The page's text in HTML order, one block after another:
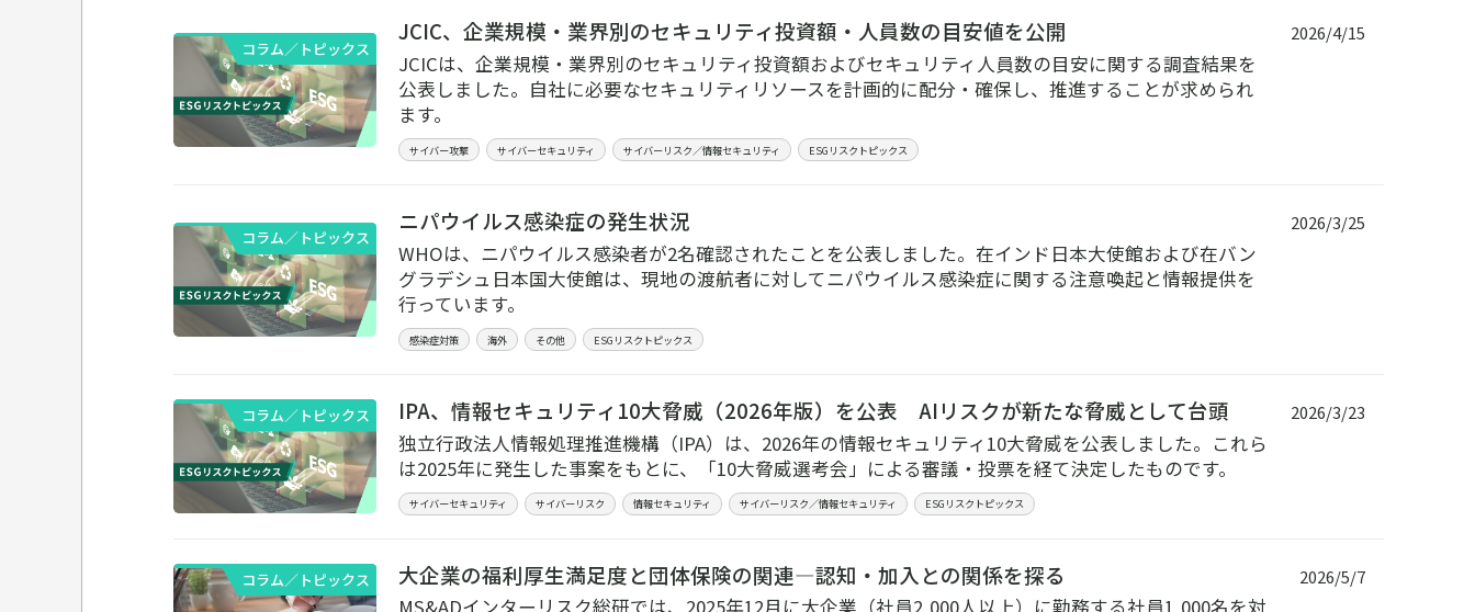
コラム／トピックス
JCIC、企業規模・業界別のセキュリティ投資額・人員数の目安値を公開
JCICは、企業規模・業界別のセキュリティ投資額およびセキュリティ人員数の目安に関する調査結果を
公表しました。自社に必要なセキュリティリソースを計画的に配分・確保し、推進することが求められ
ます。
サイバー攻撃 サイバーセキュリティ サイバーリスク／情報セキュリティ ESGリスクトピックス
2026/4/15
コラム／トピックス
ニパウイルス感染症の発生状況
WHOは、ニパウイルス感染者が2名確認されたことを公表しました。在インド日本大使館および在バン
グラデシュ日本国大使館は、現地の渡航者に対してニパウイルス感染症に関する注意喚起と情報提供を
行っています。
感染症対策 海外 その他 ESGリスクトピックス
2026/3/25
コラム／トピックス IPA、情報セキュリティ10大脅威（2026年版）を公表 AIリスクが新たな脅威として台頭
独立行政法人情報処理推進機構（IPA）は、2026年の情報セキュリティ10大脅威を公表しました。これら
は2025年に発生した事案をもとに、「10大脅威選考会」による審議・投票を経て決定したものです。
サイバーセキュリティ サイバーリスク 情報セキュリティ サイバーリスク／情報セキュリティ ESGリスクトピックス
2026/3/23
コラム／トピックス 大企業の福利厚生満足度と団体保険の関連―認知・加入との関係を探る 2026/5/7